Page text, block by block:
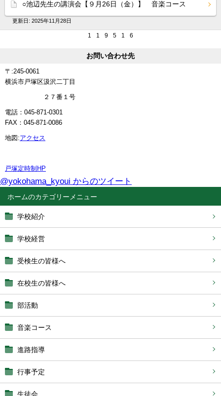
ホーム
学校紹介
学校経営
受検生の皆様へ
在校生の皆様へ
部活動
音楽コース
進路指導
行事予定
生徒会
○池辺先生の講演会【９月26日（金）】 音楽コース
更新日: 2025年11月28日
1 1 9 5 1 6
お問い合わせ先
〒:245-0061
横浜市戸塚区汲沢二丁目
２７番１号
電話：045-871-0301
FAX：045-871-0086
地図:アクセス
戸塚定時制HP
@yokohama_kyoui からのツイート